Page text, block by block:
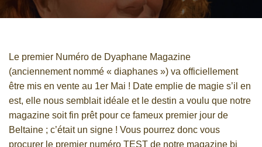
Le premier Numéro de Dyaphane Magazine
(anciennement nommé « diaphanes ») va officiellement
être mis en vente au 1er Mai ! Date emplie de magie s’il en
est, elle nous semblait idéale et le destin a voulu que notre
magazine soit fin prêt pour ce fameux premier jour de
Beltaine ; c’était un signe ! Vous pourrez donc vous
procurer le premier numéro TEST de notre magazine bi